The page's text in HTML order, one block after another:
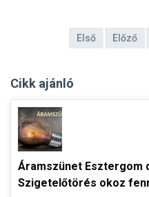
Első Előző
Cikk ajánló
Áramszünet Esztergom
Szigetelőtörés okoz